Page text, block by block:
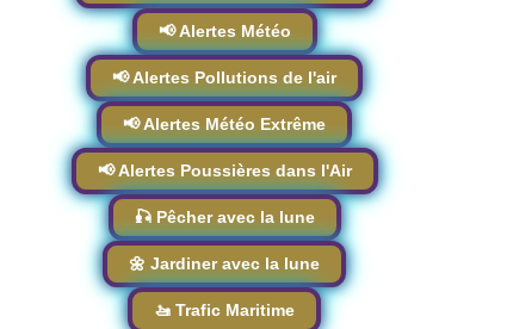
📢 Alertes Météo
📢 Alertes Pollutions de l'air
📢 Alertes Météo Extrême
📢 Alertes Poussières dans l'Air
🎣 Pêcher avec la lune
🌼 Jardiner avec la lune
🚤 Trafic Maritime